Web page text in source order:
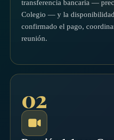
transferencia bancaria —
Colegio — y la
confirmado el pago,
reunión.
02